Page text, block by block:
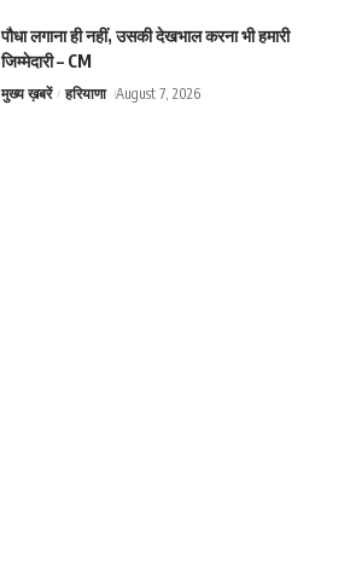
पौधा लगाना ही नहीं, उसकी देखभाल करना भी हमारी
जिम्मेदारी – CM
मुख्य ख़बरें हरियाणा August 7, 2026